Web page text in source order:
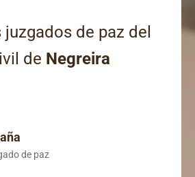
de paz del
de Negreira
de paz